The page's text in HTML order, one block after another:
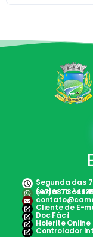
Segunda das 7
Sexta: 7h às
(67)98113-
Cliente de E-
Doc Fácil
Holerite Online
Controlador